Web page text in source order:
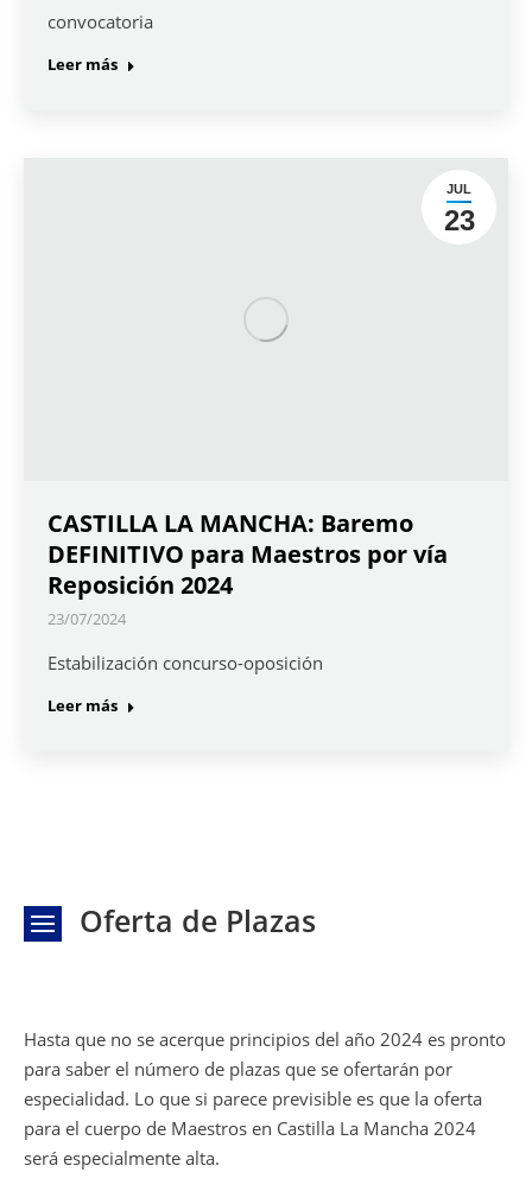
convocatoria
Leer más
JUL
23
CASTILLA LA MANCHA: Baremo
DEFINITIVO para Maestros por vía
Reposición 2024
23/07/2024
Estabilización concurso-oposición
Leer más
Oferta de Plazas
Hasta que no se acerque principios del año 2024 es pronto
para saber el número de plazas que se ofertarán por
especialidad. Lo que si parece previsible es que la oferta
para el cuerpo de Maestros en Castilla La Mancha 2024
será especialmente alta.